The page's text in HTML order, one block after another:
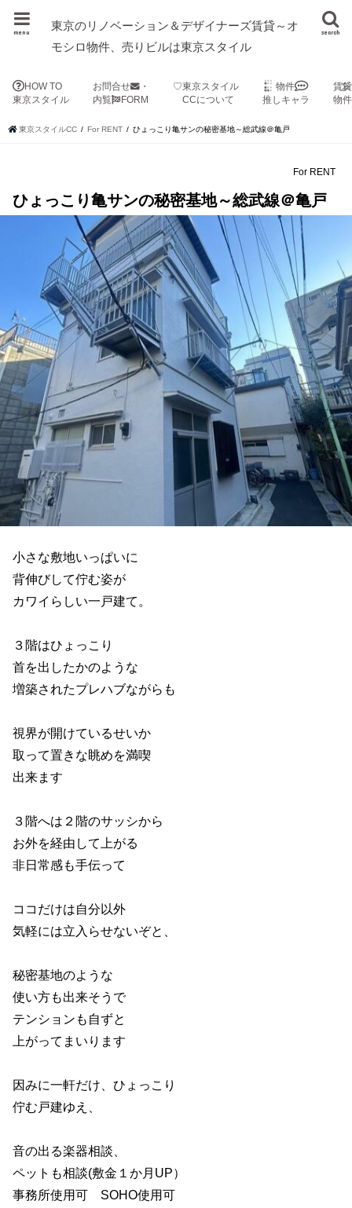
東京のリノベーション＆デザイナーズ賃貸～オ
モシロ物件、売りビルは東京スタイル
search
menu
HOW TO
東京スタイル
お問合せ
・
内覧
FORM
♡東京スタイル
CCについて
物件
推しキャラ
賃
物
東京スタイルCC For RENT ひょっこり亀サンの秘密基地～総武線＠亀戸
For RENT
ひょっこり亀サンの秘密基地～総武線＠亀戸
小さな敷地いっぱいに
背伸びして佇む姿が
カワイらしい一戸建て。
３階はひょっこり
首を出したかのような
増築されたプレハブながらも
視界が開けているせいか
取って置きな眺めを満喫
出来ます
３階へは２階のサッシから
お外を経由して上がる
非日常感も手伝って
ココだけは自分以外
気軽には立入らせないぞと、
秘密基地のような
使い方も出来そうで
テンションも自ずと
上がってまいります
因みに一軒だけ、ひょっこり
佇む戸建ゆえ、
音の出る楽器相談、
ペットも相談(敷金１か月UP）
事務所使用可 SOHO使用可